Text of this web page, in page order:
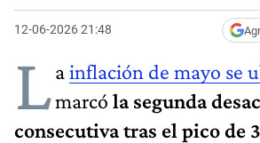
12-06-2026 21:48
Lainflación de mayo se
marcó la segunda
consecutiva tras el pico de